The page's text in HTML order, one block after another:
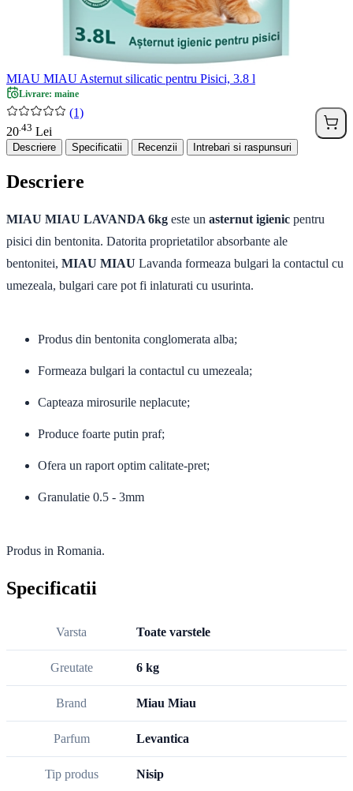
MIAU MIAU Asternut silicatic pentru Pisici, 3.8 l
Livrare: maine
(1)
20 43 Lei
Descriere Specificatii Recenzii Intrebari si raspunsuri
Descriere
MIAU MIAU LAVANDA 6kg este un asternut igienic pentru
pisici din bentonita. Datorita proprietatilor absorbante ale
bentonitei, MIAU MIAU Lavanda formeaza bulgari la contactul cu
umezeala, bulgari care pot fi inlaturati cu usurinta.
Produs din bentonita conglomerata alba;
Formeaza bulgari la contactul cu umezeala;
Capteaza mirosurile neplacute;
Produce foarte putin praf;
Ofera un raport optim calitate-pret;
Granulatie 0.5 - 3mm
Produs in Romania.
Specificatii
Varsta Toate varstele
Greutate 6 kg
Brand Miau Miau
Parfum Levantica
Tip produs Nisip